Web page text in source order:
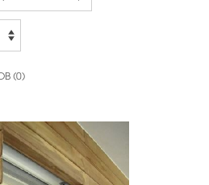
(0)